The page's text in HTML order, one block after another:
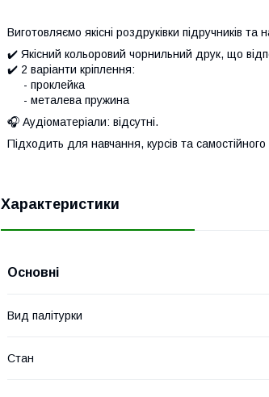
Виготовляємо якісні роздруківки підручників
✔️ Якісний кольоровий чорнильний друк, що
✔️ 2 варіанти кріплення:
- проклейка
- металева пружина
🎧 Аудіоматеріали: відсутні.
Підходить для навчання, курсів та
Характеристики
Основні
Вид палітурки
Стан